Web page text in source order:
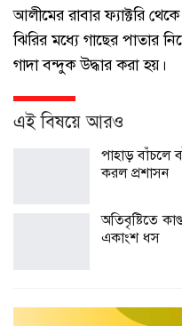
আলীমের রাবার ফ্যাক্টরি
ঝিরির মধ্যে গাছের পাতার
গাদা বন্দুক উদ্ধার করা হয়।
এই বিষয়ে আরও
পাহাড় বাঁচলে
করল প্রশাসন
অতিবৃষ্টিতে
একাংশ ধস